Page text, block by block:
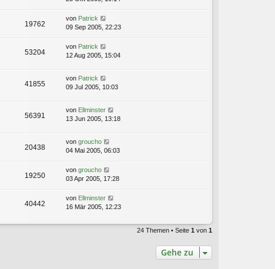
19762
von Patrick
09 Sep 2005, 22:23
53204
von Patrick
12 Aug 2005, 15:04
41855
von Patrick
09 Jul 2005, 10:03
56391
von Ellminster
13 Jun 2005, 13:18
20438
von groucho
04 Mai 2005, 06:03
19250
von groucho
03 Apr 2005, 17:28
40442
von Ellminster
16 Mär 2005, 12:23
24 Themen • Seite 1 von 1
Gehe zu